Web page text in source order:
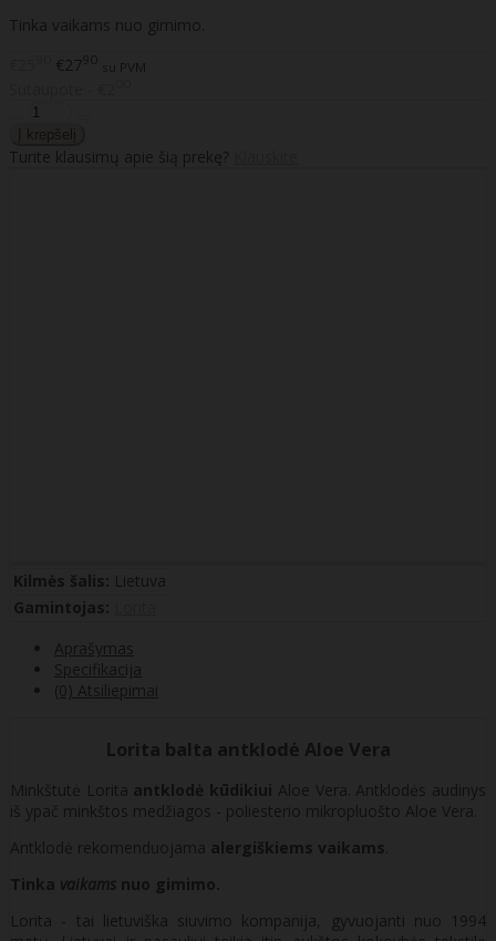
Tinka vaikams nuo gimimo.
€2790 su PVM
Turite klausimų apie šią prekę?
Kilmės šalis: Lietuva
Gamintojas:
Aprašymas
Specifikacija
(0) Atsiliepimai
Lorita balta antklodė Aloe Vera
Minkštutė Lorita antklodė kūdikiui Aloe Vera. Antklodės audinys
iš ypač minkštos medžiagos - poliesterio mikropluošto Aloe Vera.
Antklodė rekomenduojama alergiškiems vaikams
Tinka vaikams nuo gimimo.
Lorita - tai lietuviška siuvimo kompanija, gyvuojanti nuo 1994